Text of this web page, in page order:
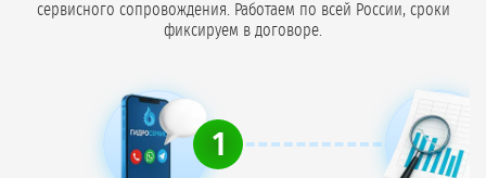
сервисного сопровождения. Работаем по всей России, сроки
фиксируем в договоре.
1